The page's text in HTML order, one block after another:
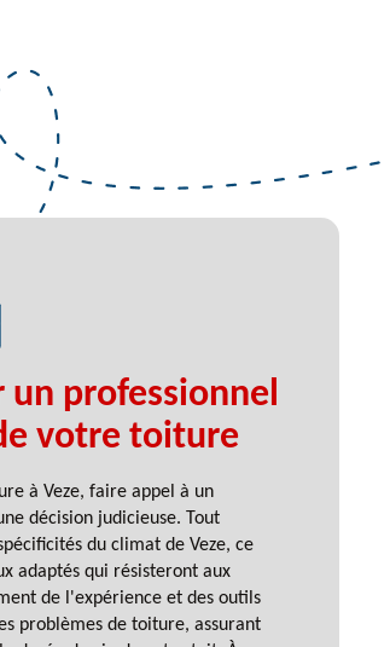
un professionnel
votre toiture
à Veze, faire appel à un
décision judicieuse. Tout
du climat de Veze, ce
adaptés qui résisteront aux
de l'expérience et des outils
problèmes de toiture, assurant